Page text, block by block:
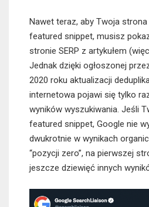
Nawet teraz, aby Twoja strona
featured snippet, musisz
stronie SERP z artykułem
Jednak dzięki ogłoszonej
2020 roku aktualizacji
internetowa pojawi się tylko
wyników wyszukiwania. Jeśli
featured snippet, Google nie
dwukrotnie w wynikach
“pozycji zero”, na pierwszej
jeszcze dziewięć innych